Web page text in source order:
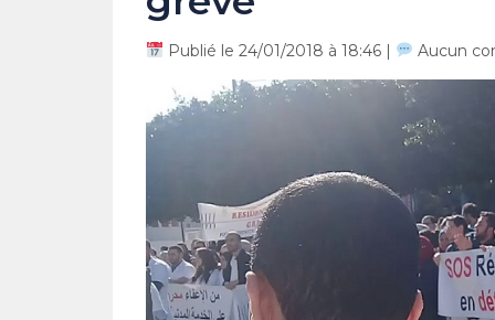
Publié le 24/01/2018 à 18:46 | Aucun